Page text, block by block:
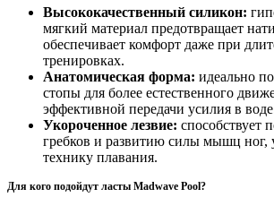
Высококачественный силикон:
мягкий материал предотвращает
обеспечивает комфорт даже при
тренировках.
Анатомическая форма: идеально
стопы для более естественного
эффективной передачи усилия в
Укороченное лезвие: способствует
гребков и развитию силы мышц
технику плавания.
Для кого подойдут ласты Madwave Pool?